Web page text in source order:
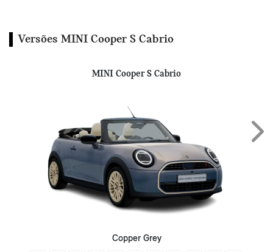
Versões MINI Cooper S Cabrio
MINI Cooper S Cabrio
Copper Grey
Next